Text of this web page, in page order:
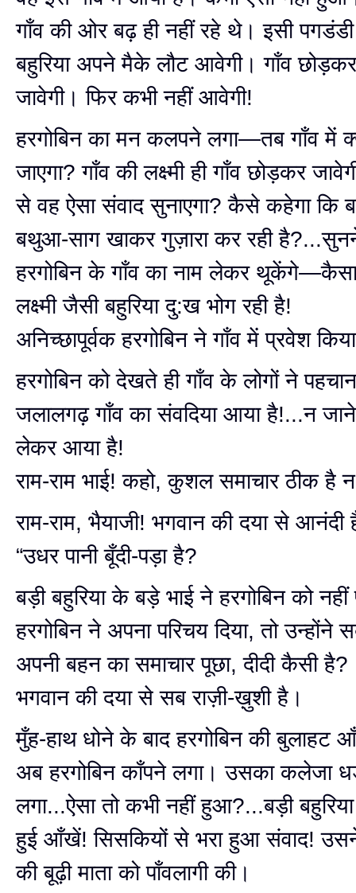
गाँव की ओर बढ़ ही नहीं रहे थे। इसी
बहुरिया अपने मैके लौट आवेगी। गाँव
जावेगी। फिर कभी नहीं आवेगी!
हरगोबिन का मन कलपने लगा—तब गाँव में
जाएगा? गाँव की लक्ष्मी ही गाँव छोड़कर
से वह ऐसा संवाद सुनाएगा? कैसे कहेगा कि
बथुआ-साग खाकर गुज़ारा कर रही
हरगोबिन के गाँव का नाम लेकर
लक्ष्मी जैसी बहुरिया दु:ख भोग रही है!
अनिच्छापूर्वक हरगोबिन ने गाँव में प्रवेश
हरगोबिन को देखते ही गाँव के लोगों ने
जलालगढ़ गाँव का संवदिया आया है!...न
लेकर आया है!
राम-राम भाई! कहो, कुशल समाचार ठीक है
राम-राम, भैयाजी! भगवान की दया से आनंदी
“उधर पानी बूँदी-पड़ा है?
बड़ी बहुरिया के बड़े भाई ने हरगोबिन को नहीं
हरगोबिन ने अपना परिचय दिया, तो उन्होंने
अपनी बहन का समाचार पूछा, दीदी कैसी है?
भगवान की दया से सब राज़ी-ख़ुशी है।
मुँह-हाथ धोने के बाद हरगोबिन की बुलाहट
अब हरगोबिन काँपने लगा। उसका कलेजा
लगा...ऐसा तो कभी नहीं हुआ?...बड़ी
हुई आँखें! सिसकियों से भरा हुआ संवाद! उसने
की बूढ़ी माता को पाँवलागी की।